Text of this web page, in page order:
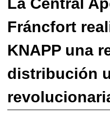
Fráncfort
KNAPP una
distribución